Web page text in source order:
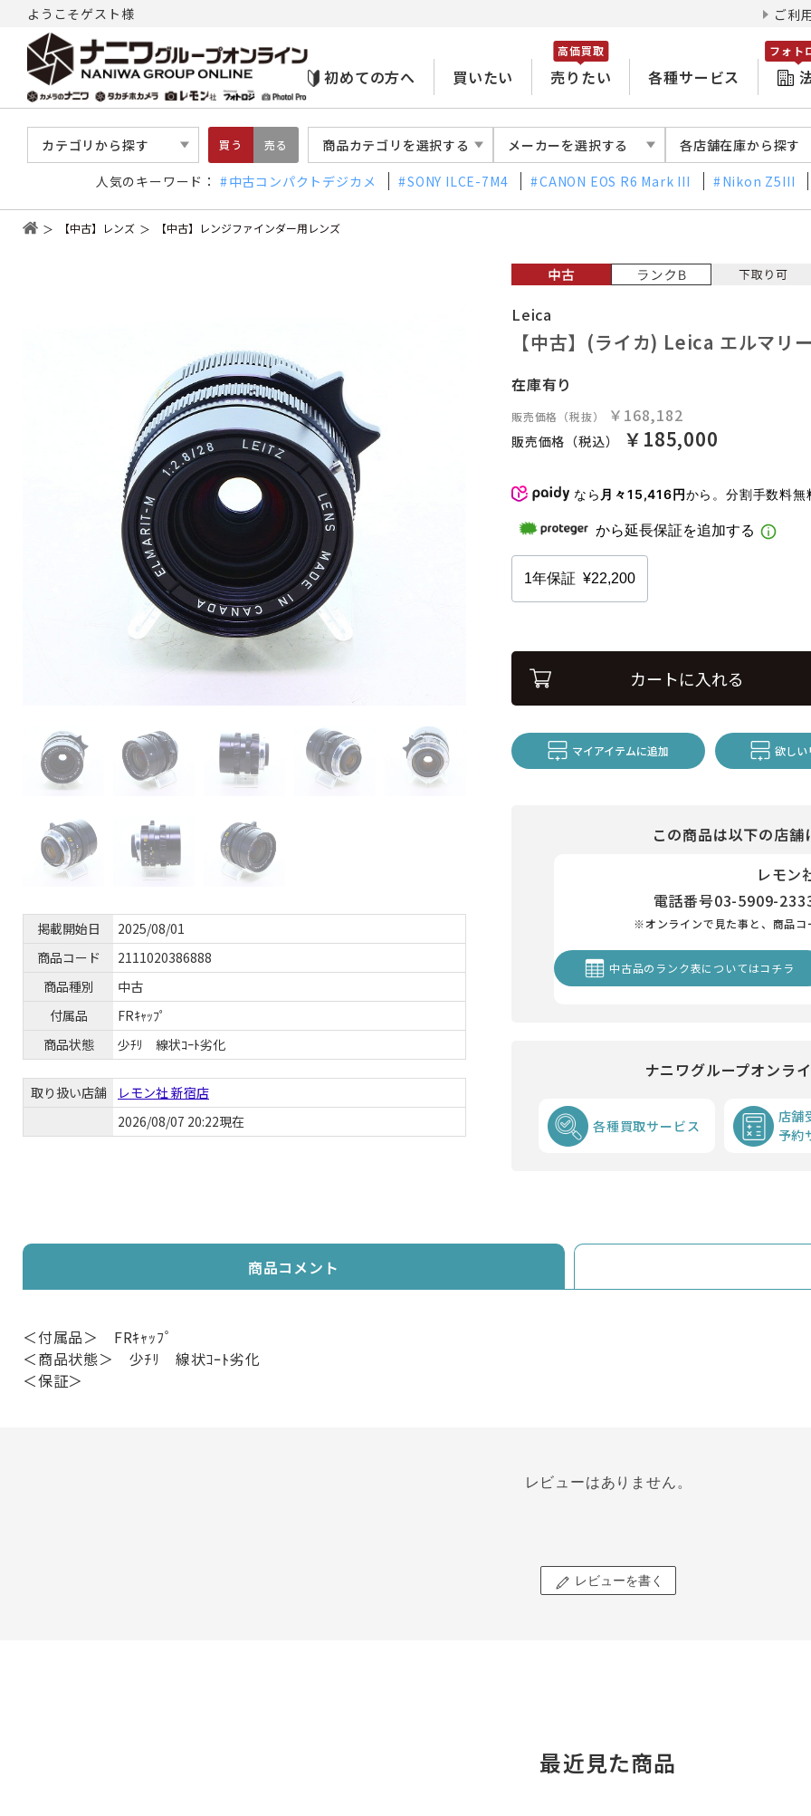
ようこそゲスト様 ご利
初めての方へ 買いたい 売りたい
高価買取
各種サービス
フォト
カテゴリから探す 買う 売る 商品カテゴリを選択する メーカーを選択する 各店舗在庫から探す
人気のキーワード： 中古コンパクトデジカメ SONY ILCE-7M4 CANON EOS R6 Mark III Nikon Z5III
【中古】レンズ 【中古】レンジファインダー用レンズ
掲載開始日
2025/08/01
商品コード
2111020386888
商品種別
中古
付属品
FRｷｬｯﾌﾟ
商品状態
少ﾁﾘ 線状ｺｰﾄ劣化
取り扱い店舗
レモン社 新宿店
2026/08/07 20:22現在
Leica
【中古】(ライカ) Leica エルマ
在庫有り
販売価格（税抜） ￥168,182
販売価格（税込） ￥185,000
なら 月々15,416円から。分割手数料
カートに入れる
マイアイテムに追加 欲しい
この商品は以下の店
レモン
電話番号03-5909-
※オンラインで見た事と、商品コ
中古品のランク表についてはコチラ
ナニワグループオンラ
各種買取サービス
店舗
予約
商品コメント
＜付属品＞ FRｷｬｯﾌﾟ
＜商品状態＞ 少ﾁﾘ 線状ｺｰﾄ劣化
＜保証＞
レビューはありません。
レビューを書く
最近見た商品